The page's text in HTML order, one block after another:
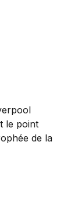
le point
de la